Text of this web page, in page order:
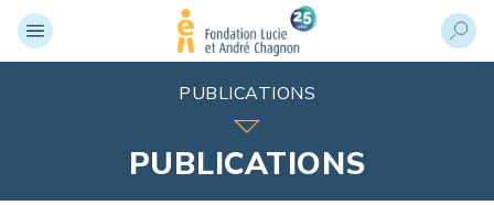
PUBLICATIONS
PUBLICATIONS